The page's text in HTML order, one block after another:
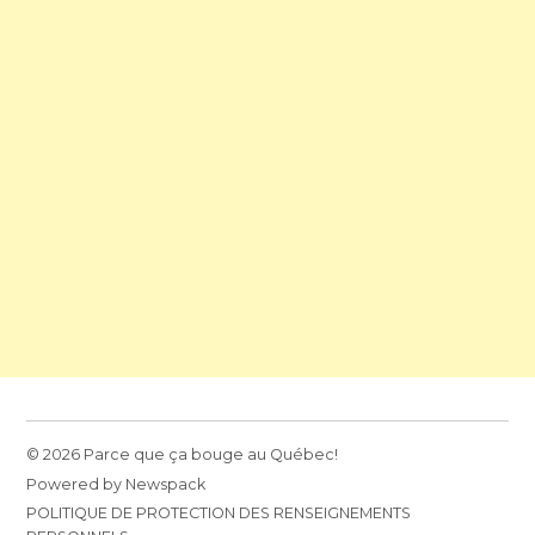
© 2026 Parce que ça bouge au Québec!
Powered by Newspack
POLITIQUE DE PROTECTION DES RENSEIGNEMENTS